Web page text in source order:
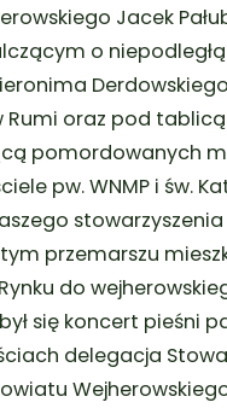
Jacek
o
Rumi oraz pod tablicą
pomordowanych
pw. WNMP i św.
przemarszu
do
się koncert pieśni
delegacja